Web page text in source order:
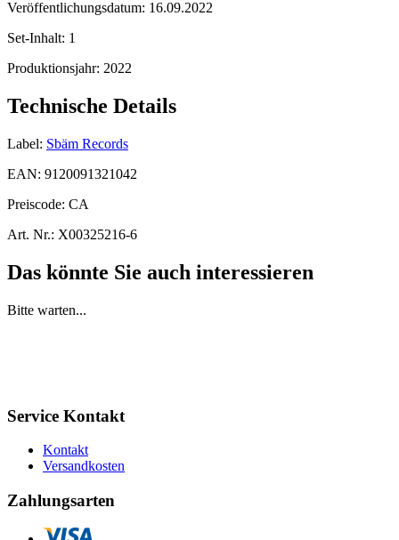
Veröffentlichungsdatum: 16.09.2022
Set-Inhalt: 1
Produktionsjahr: 2022
Technische Details
Label: Sbäm Records
EAN: 9120091321042
Preiscode: CA
Art. Nr.: X00325216-6
Das könnte Sie auch interessieren
Bitte warten...
Service Kontakt
Kontakt
Versandkosten
Zahlungsarten